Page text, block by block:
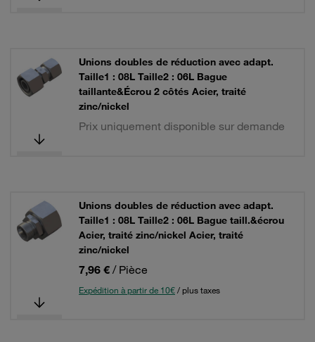
Unions doubles de réduction avec adapt.
Taille1 : 08L Taille2 : 06L Bague
taillante&Écrou 2 côtés Acier, traité
zinc/nickel
Prix uniquement disponible sur demande
Unions doubles de réduction avec adapt.
Taille1 : 08L Taille2 : 06L Bague taill.&écrou
Acier, traité zinc/nickel Acier, traité
zinc/nickel
7,96 € / Pièce
Expédition à partir de 10€/ plus taxes